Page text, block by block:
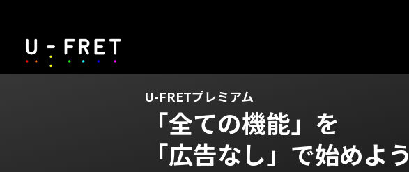
U-FRETプレミアム
「全ての機能」を
「広告なし」で始めよう